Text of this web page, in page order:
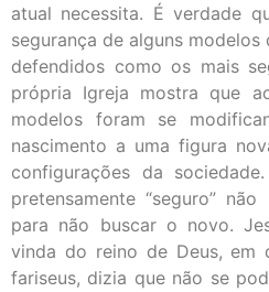
atual necessita. É verdade
segurança de alguns
defendidos como os mais
própria Igreja mostra que
modelos foram se
nascimento a uma figura
configurações da
pretensamente “seguro”
para não buscar o novo.
vinda do reino de Deus, em
fariseus, dizia que não se